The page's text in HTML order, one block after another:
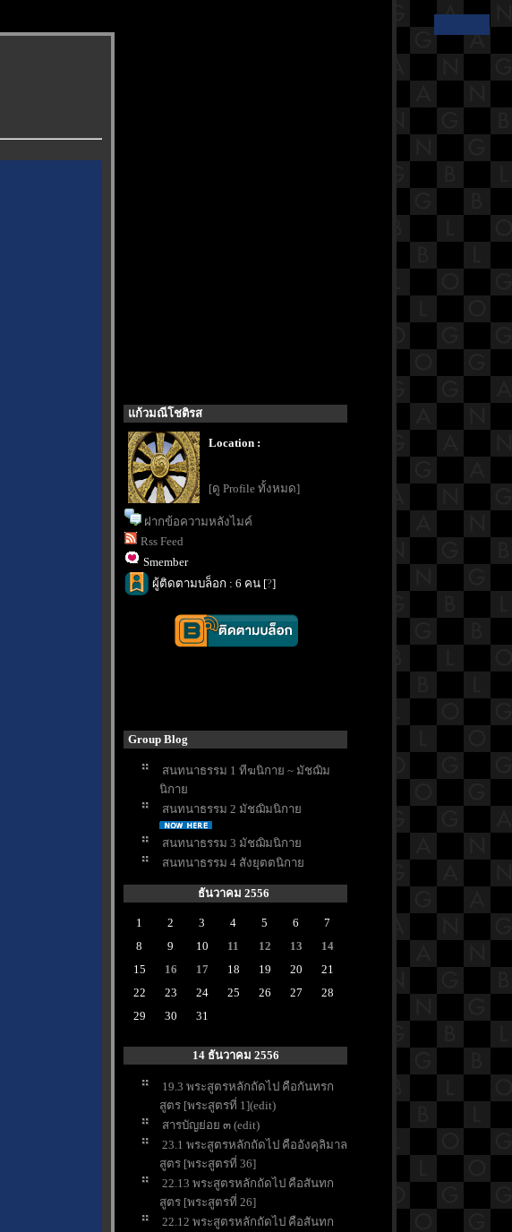
ก้วมณีโชติรส
Location :
[ดู Profile ทั้งหมด]
ฝากข้อความหลังไมค์
Rss Feed
Smember
ผู้ติดตามบล็อก : 6 คน [?]
Group Blog
สนทนาธรรม 1 ทีฆนิกาย ~ มัชฌิม
นิกา
สนทนาธรรม 2 มัชฌิมนิกา
สนทนาธรรม 3 มัชฌิมนิกา
สนทนาธรรม 4 สังยุตตนิกา
ธันวาคม 2556
1 2 3 4 5 6
7
8
9 10 11 12 13
14
15
16 17 18 19 20
21
22
23 24 25 26 27
28
29
30 31
14 ธันวาคม 2556
19.3 พระสูตรหลักถัดไป คือกันทรก
สูตร [พระสูตรที่ 1](edit)
สารบัญย่อย ๓ (edit)
23.1 พระสูตรหลักถัดไป คืออังคุลิมาล
สูตร [พระสูตรที่ 36]
22.13 พระสูตรหลักถัดไป คือสันทก
สูตร [พระสูตรที่ 26]
22.12 พระสูตรหลักถัดไป คือสันทก